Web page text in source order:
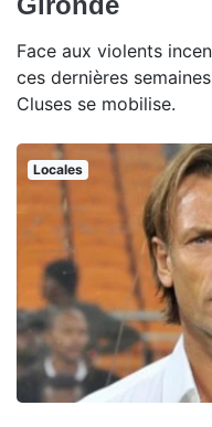
Face aux violents
ces dernières
Cluses se mobilise.
Locales